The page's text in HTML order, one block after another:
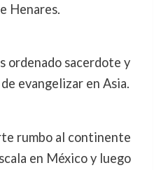
Henares.
ordenado sacerdote y
evangelizar en Asia.
rumbo al continente
en México y luego